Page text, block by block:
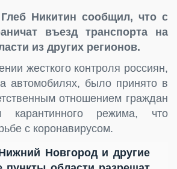
Никитин сообщил, что с
въезд транспорта на
из других регионов.
жесткого контроля россиян,
автомобилях, было принято в
отношением граждан
карантинного режима, что
с коронавирусом.
Новгород и другие